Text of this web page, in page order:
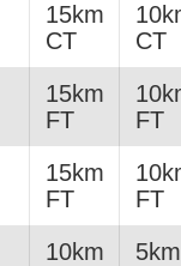
15km
CT
CT
15km
FT
FT
15km
FT
FT
10km
5km